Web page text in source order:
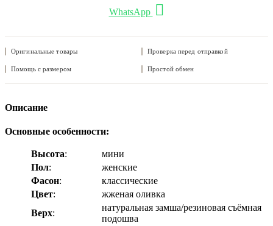
WhatsApp
Оригинальные товары Проверка перед отправкой
Помощь с размером Простой обмен
Описание
Основные особенности:
Высота:
мини
Пол:
женские
Фасон:
классические
Цвет:
жженая оливка
Верх:
натуральная замша/резиновая съёмная
подошва